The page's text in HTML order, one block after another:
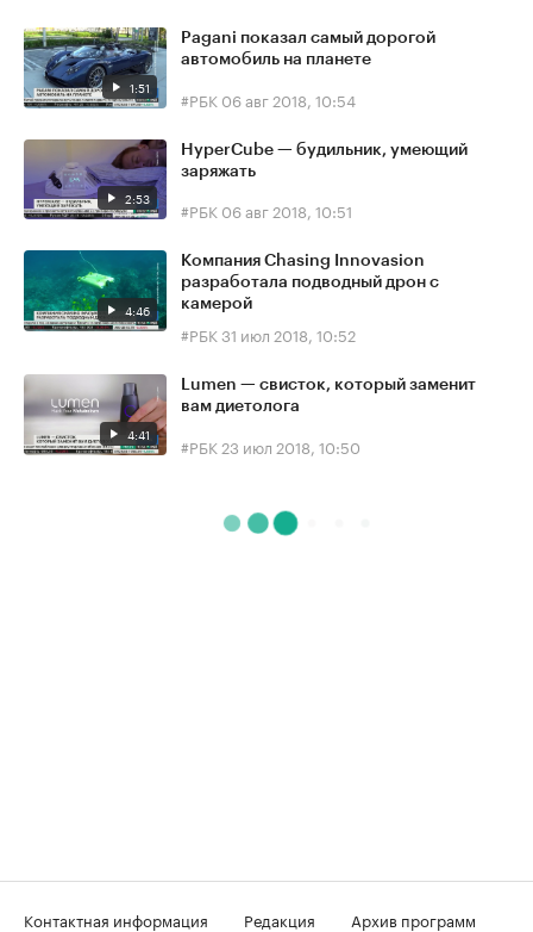
1:51
Pagani показал самый дорогой
автомобиль на планете
#РБК 06 авг 2018, 10:54
2:53
HyperCube — будильник, умеющий
заряжать
#РБК 06 авг 2018, 10:51
4:46
Компания Chasing Innovasion
разработала подводный дрон с
камерой
#РБК31 июл 2018, 10:52
4:41
Lumen — свисток, который заменит
вам диетолога
#РБК 23 июл 2018, 10:50
Контактная информация Редакция
Архив программ